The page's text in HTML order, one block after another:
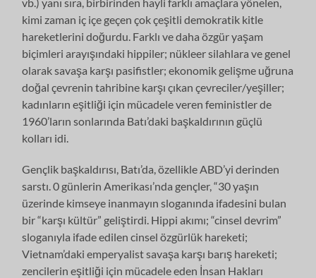
kimi zaman iç içe geçen çok çeşitli demokratik kitle
hareketlerini doğurdu. Farklı ve daha özgür yaşam
biçimleri arayışındaki hippiler; nükleer silahlara ve genel
olarak savaşa karşı pasifistler; ekonomik gelişme uğruna
doğal çevrenin tahribine karşı çıkan çevreciler/yeşiller;
kadınların eşitliği için mücadele veren feministler de
1960’ların sonlarında Batı’daki başkaldırının güçlü
kolları idi.
Gençlik başkaldırısı, Batı’da, özellikle ABD’yi derinden
sarstı. 0 günlerin Ame­rikası’nda gençler, “30 yaşın
üzerinde kimseye inanmayın sloganında ifade­sini bulan
bir “karşı kültür” geliştirdi. Hippi akımı; “cinsel devrim”
sloganıyla ifade edilen cinsel özgürlük hareketi;
Vietnam’daki emperyalist savaşa karşı barış hareketi;
zencilerin eşitliği için mücadele eden İnsan Hakları